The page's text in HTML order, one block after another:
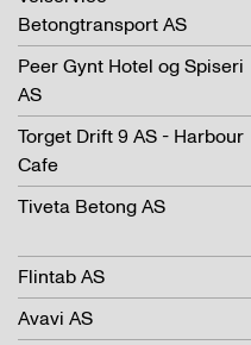
Betongtransport AS
Peer Gynt Hotel og Spiseri
AS
Torget Drift 9 AS - Harbour
Cafe
Tiveta Betong AS
Flintab AS
Avavi AS